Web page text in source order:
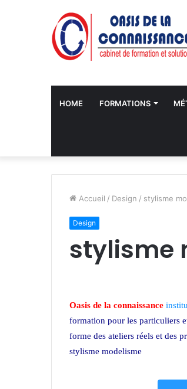
HOME FORMATIONS
Accueil / Design / stylisme
Design
stylisme
Oasis de la connaissance
formation pour les particuliers
forme des ateliers réels et des
stylisme modelisme